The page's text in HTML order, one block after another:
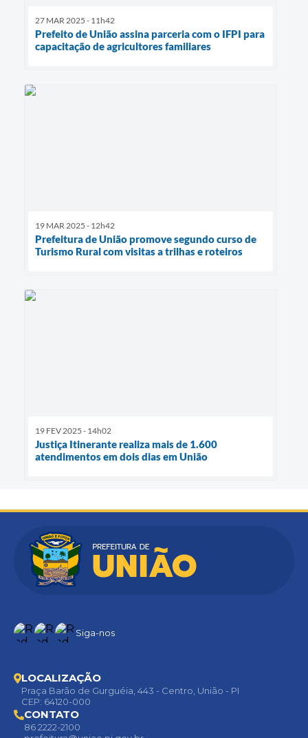
27 MAR 2025 - 11h42
Prefeito de União assina parceria com o IFPI para
capacitação de agricultores familiares
19 MAR 2025 - 12h42
Prefeitura de União promove segundo curso de
Turismo Rural com visitas a trilhas e roteiros
19 FEV 2025 - 14h02
Justiça Itinerante realiza mais de 1.600
atendimentos em dois dias em União
Siga-nos
LOCALIZAÇÃO
Praça Barão de Gurguéia, 443 - Centro, União - PI
CEP: 64120-000
CONTATO
86 2222-2100